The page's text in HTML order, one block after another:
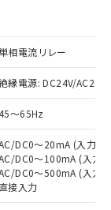
単相電流リレー
縁電源: DC24V/AC24V
～65Hz
DC0～20mA (入力イ
DC0～100mA (入力
DC0～500mA (入力
直接入力